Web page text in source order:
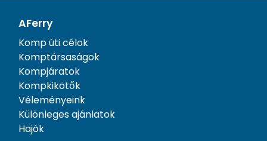
AFerry
Komp úti célok
Komptársaságok
Kompjáratok
Kompkikötők
Véleményeink
Különleges ajánlatok
Hajók